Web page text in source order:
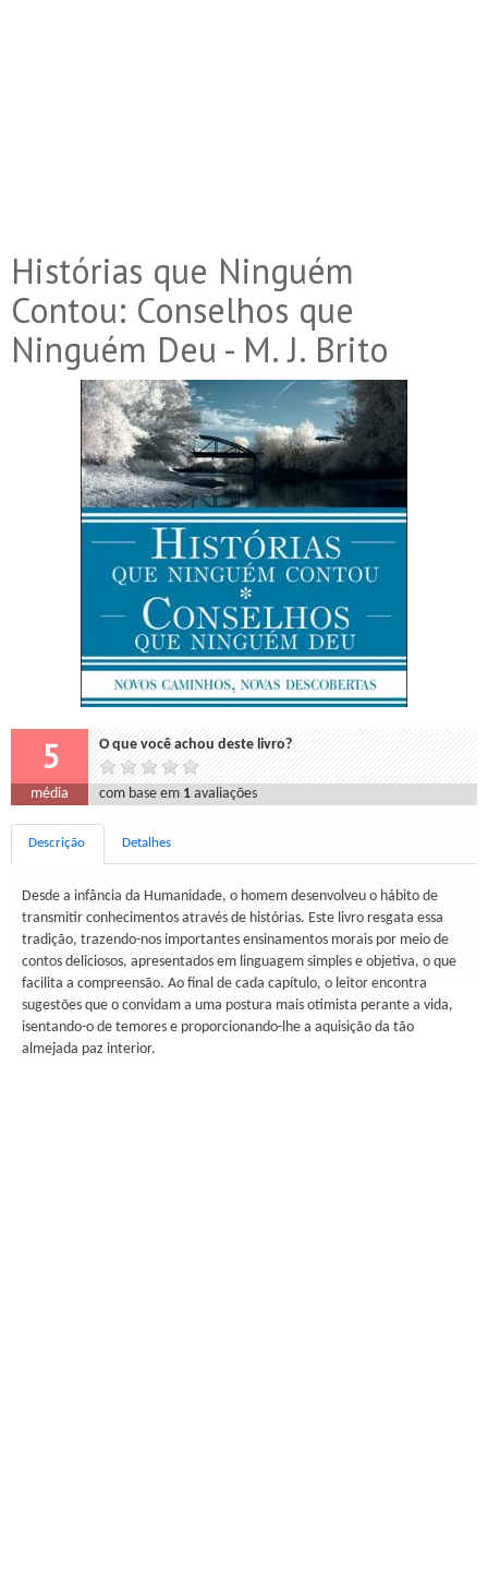
Histórias que Ninguém
Contou: Conselhos que
Ninguém Deu - M. J. Brito
5 O que você achou deste livro?
média com base em 1 avaliações
Descrição Detalhes
Desde a infância da Humanidade, o homem desenvolveu o hábito de
transmitir conhecimentos através de histórias. Este livro resgata essa
tradição, trazendo-nos importantes ensinamentos morais por meio de
contos deliciosos, apresentados em linguagem simples e objetiva, o que
facilita a compreensão. Ao final de cada capítulo, o leitor encontra
sugestões que o convidam a uma postura mais otimista perante a vida,
isentando-o de temores e proporcionando-lhe a aquisição da tão
almejada paz interior.